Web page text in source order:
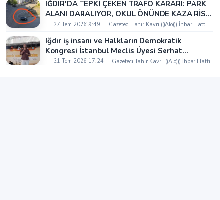
IĞDIR'DA TEPKİ ÇEKEN TRAFO KARARI: PARK
ALANI DARALIYOR, OKUL ÖNÜNDE KAZA RİSKİ
İDDİASI VE IĞDIR VALİSİ NEREDE?
27 Tem 2026 9:49 Gazeteci Tahir Kavri (((Alo))) İhbar Hattı
Iğdır iş insanı ve Halkların Demokratik
Kongresi İstanbul Meclis Üyesi Serhat
Kaya’dan Iğdır Tanıtım Günleri’nde birlik ve
21 Tem 2026 17:24 Gazeteci Tahir Kavri (((Alo))) İhbar Hattı